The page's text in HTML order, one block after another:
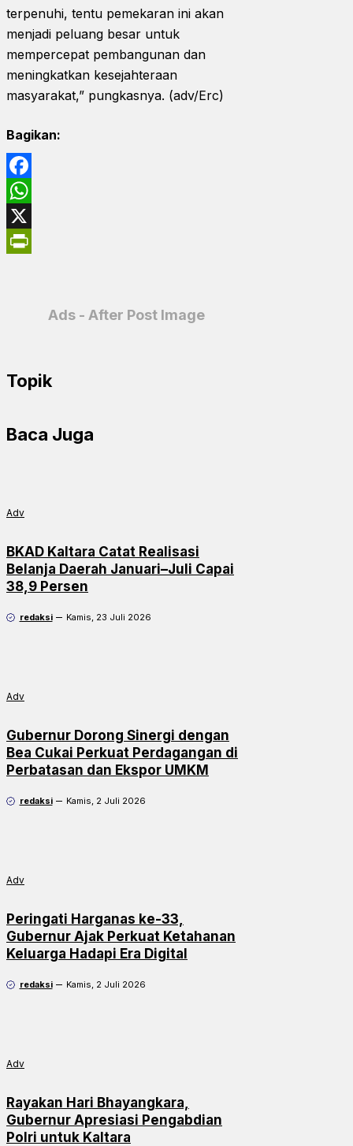
terpenuhi, tentu pemekaran ini akan
menjadi peluang besar untuk
mempercepat pembangunan dan
meningkatkan kesejahteraan
masyarakat,” pungkasnya. (adv/Erc)
Bagikan:
Facebook
WhatsApp
X
Ads - After Post Image
Topik
Baca Juga
Adv
BKAD Kaltara Catat Realisasi
Belanja Daerah Januari–Juli Capai
38,9 Persen
redaksi Kamis, 23 Juli 2026
Adv
Gubernur Dorong Sinergi dengan
Bea Cukai Perkuat Perdagangan di
Perbatasan dan Ekspor UMKM
redaksi Kamis, 2 Juli 2026
Adv
Peringati Harganas ke-33,
Gubernur Ajak Perkuat Ketahanan
Keluarga Hadapi Era Digital
redaksi Kamis, 2 Juli 2026
Adv
Rayakan Hari Bhayangkara,
Gubernur Apresiasi Pengabdian
Polri untuk Kaltara